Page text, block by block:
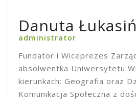
Danuta
administrator
Fundator i Wiceprezes
absolwentka Uniwersytetu
kierunkach: Geografia oraz
Komunikacja Społeczna z